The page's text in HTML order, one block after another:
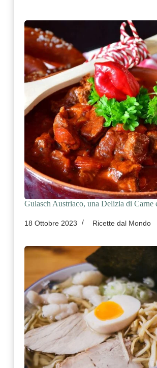
Gulasch Austriaco, una Delizia di Carne
18 Ottobre 2023 Ricette dal Mondo